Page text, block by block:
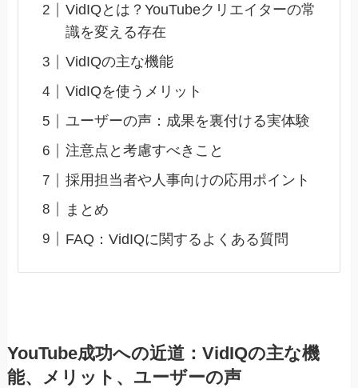
VidIQとは？YouTubeクリエイターの常
識を変える存在
VidIQの主な機能
VidIQを使うメリット
ユーザーの声：成果を裏付ける実体験
注意点と考慮すべきこと
採用担当者や人事向けの応用ポイント
まとめ
FAQ：VidIQに関するよくある質問
YouTube成功への近道：VidIQの主な機
能、メリット、ユーザーの声